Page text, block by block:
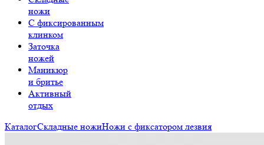
ножи
C фиксированным
клинком
Заточка
ножей
Маникюр
и бритье
Активный
отдых
КаталогСкладные ножиНожи с фиксатором лезвия